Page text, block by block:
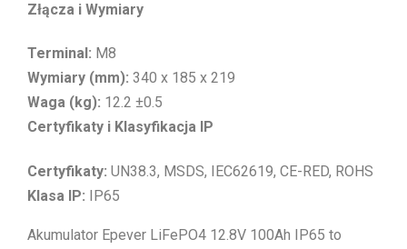
Złącza i Wymiary
Terminal: M8
Wymiary (mm): 340 x 185 x 219
Waga (kg): 12.2 ±0.5
Certyfikaty i Klasyfikacja IP
Certyfikaty: UN38.3, MSDS, IEC62619, CE-RED, ROHS
Klasa IP: IP65
Akumulator Epever LiFePO4 12.8V 100Ah IP65 to